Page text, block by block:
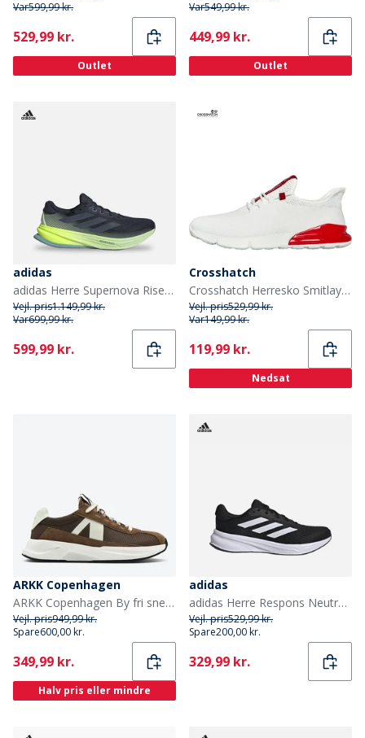
Var599,99 kr.
Current
529,99 kr.
Outlet
Var549,99 kr.
Current
449,99 kr.
Outlet
adidas
adidas Herre Supernova Rise 2 Neutrale Løbesko Aurora Ink/Preloved Ink/Semi Green Spark
Vejl. pris1.149,99 kr.
Var699,99 kr.
Current
599,99 kr.
Crosshatch
Crosshatch Herresko Smitlay Træningssko Hvid/Rød
Vejl. pris529,99 kr.
Var149,99 kr.
Current
119,99 kr.
Nedsat
ARKK Copenhagen
ARKK Copenhagen By fri sneakers Brown Tofu
Vejl. pris949,99 kr.
Spare600,00 kr.
Current
349,99 kr.
Halv pris eller mindre
adidas
adidas Herre Respons Neutrale Løbesko Core Black/Cloud White/Core Black
Vejl. pris529,99 kr.
Spare200,00 kr.
Current
329,99 kr.